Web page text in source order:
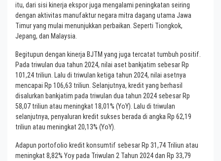
itu, dari sisi kinerja ekspor juga mengalami peningkatan seiring
dengan aktivitas manufaktur negara mitra dagang utama Jawa
Timur yang mulai menunjukkan perbaikan. Seperti Tiongkok,
Jepang, dan Malaysia.
Begitupun dengan kinerja BJTM yang juga tercatat tumbuh positif.
Pada triwulan dua tahun 2024, nilai aset bankjatim sebesar Rp
101,24 triliun. Lalu di triwulan ketiga tahun 2024, nilai asetnya
mencapai Rp 106,63 triliun. Selanjutnya, kredit yang berhasil
disalurkan bankjatim pada triwulan dua tahun 2024 sebesar Rp
58,07 triliun atau meningkat 18,01% (YoY). Lalu di triwulan
selanjutnya, penyaluran kredit sukses berada di angka Rp 62,19
triliun atau meningkat 20,13% (YoY).
Adapun portofolio kredit konsumtif sebesar Rp 31,74 Triliun atau
meningkat 8,82% Yoy pada Triwulan 2 Tahun 2024 dan Rp 33,79